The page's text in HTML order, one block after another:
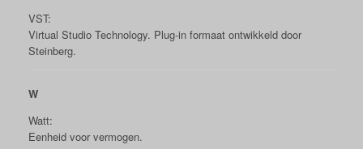
VST:
Virtual Studio Technology. Plug-in formaat ontwikkeld door
Steinberg.
W
Watt:
Eenheid voor vermogen.